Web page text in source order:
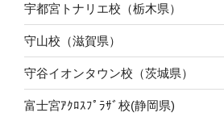
宇都宮トナリエ校（栃木県）
守山校（滋賀県）
守谷イオンタウン校（茨城県）
富士宮ｱｸﾛｽﾌﾟﾗｻﾞ校(静岡県)